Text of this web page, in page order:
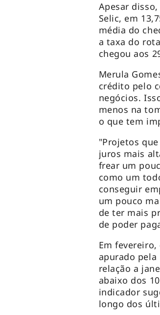
Apesar
Selic, em
média do
a taxa do
chegou aos
Merula
crédito pelo
negócios.
menos na
o que tem
"Projetos
juros mais
frear um
como um
conseguir
um pouco
de ter mais
de poder
Em
apurado pela
relação a
abaixo dos
indicador
longo dos